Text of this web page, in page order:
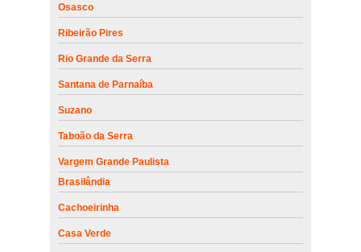
Osasco
Ribeirão Pires
Rio Grande da Serra
Santana de Parnaíba
Suzano
Taboão da Serra
Vargem Grande Paulista
Brasilândia
Cachoeirinha
Casa Verde